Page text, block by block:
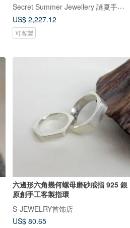
Secret Summer Jewellery 謎夏手工銀飾珠寶
US$ 2,227.12
可客製
六邊形六角幾何螺母磨砂戒指 925 銀
原創手工客製指環
S-JEWELRY首饰店
US$ 80.65